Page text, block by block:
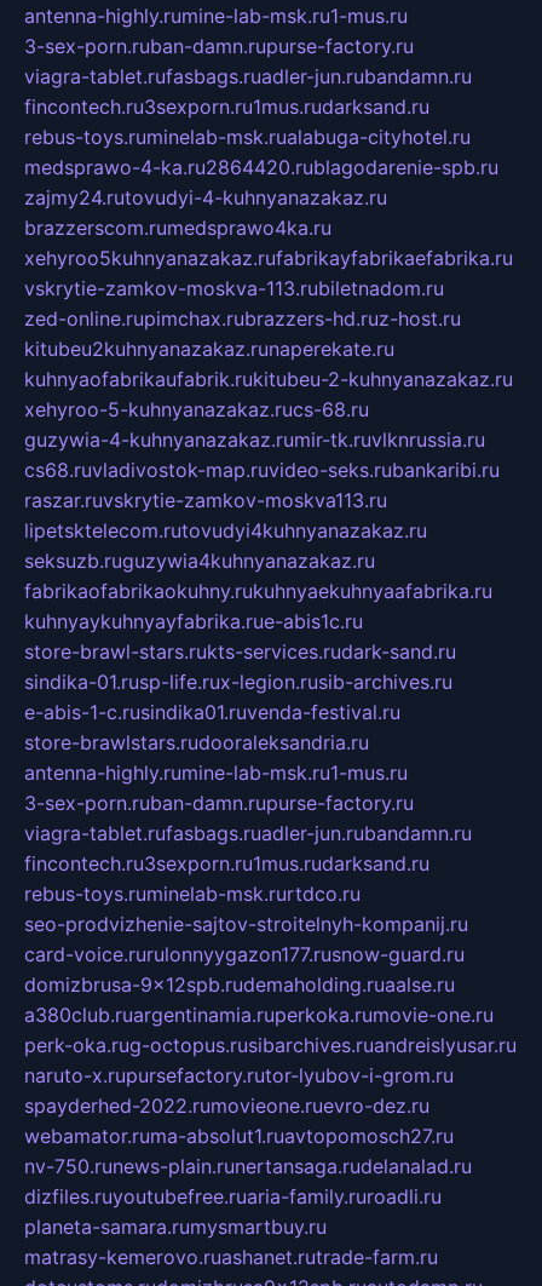
antenna-highly.rumine-lab-msk.ru1-mus.ru
3-sex-porn.ruban-damn.rupurse-factory.ru
viagra-tablet.rufasbags.ruadler-jun.rubandamn.ru
fincontech.ru3sexporn.ru1mus.rudarksand.ru
rebus-toys.ruminelab-msk.rualabuga-cityhotel.ru
medsprawo-4-ka.ru2864420.rublagodarenie-spb.ru
zajmy24.rutovudyi-4-kuhnyanazakaz.ru
brazzerscom.rumedsprawo4ka.ru
xehyroo5kuhnyanazakaz.rufabrikayfabrikaefabrika.ru
vskrytie-zamkov-moskva-113.rubiletnadom.ru
zed-online.rupimchax.rubrazzers-hd.ruz-host.ru
kitubeu2kuhnyanazakaz.runaperekate.ru
kuhnyaofabrikaufabrik.rukitubeu-2-kuhnyanazakaz.ru
xehyroo-5-kuhnyanazakaz.rucs-68.ru
guzywia-4-kuhnyanazakaz.rumir-tk.ruvlknrussia.ru
cs68.ruvladivostok-map.ruvideo-seks.rubankaribi.ru
raszar.ruvskrytie-zamkov-moskva113.ru
lipetsktelecom.rutovudyi4kuhnyanazakaz.ru
seksuzb.ruguzywia4kuhnyanazakaz.ru
fabrikaofabrikaokuhny.rukuhnyaekuhnyaafabrika.ru
kuhnyaykuhnyayfabrika.rue-abis1c.ru
store-brawl-stars.rukts-services.rudark-sand.ru
sindika-01.rusp-life.rux-legion.rusib-archives.ru
e-abis-1-c.rusindika01.ruvenda-festival.ru
store-brawlstars.rudooraleksandria.ru
antenna-highly.rumine-lab-msk.ru1-mus.ru
3-sex-porn.ruban-damn.rupurse-factory.ru
viagra-tablet.rufasbags.ruadler-jun.rubandamn.ru
fincontech.ru3sexporn.ru1mus.rudarksand.ru
rebus-toys.ruminelab-msk.rurtdco.ru
seo-prodvizhenie-sajtov-stroitelnyh-kompanij.ru
card-voice.rurulonnyygazon177.rusnow-guard.ru
domizbrusa-9x12spb.rudemaholding.ruaalse.ru
a380club.ruargentinamia.ruperkoka.rumovie-one.ru
perk-oka.rug-octopus.rusibarchives.ruandreislyusar.ru
naruto-x.rupursefactory.rutor-lyubov-i-grom.ru
spayderhed-2022.rumovieone.ruevro-dez.ru
webamator.ruma-absolut1.ruavtopomosch27.ru
nv-750.runews-plain.runertansaga.rudelanalad.ru
dizfiles.ruyoutubefree.ruaria-family.ruroadli.ru
planeta-samara.rumysmartbuy.ru
matrasy-kemerovo.ruashanet.rutrade-farm.ru